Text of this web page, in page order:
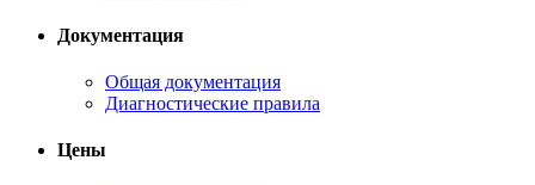
Документация
Общая документация
Диагностические правила
Цены